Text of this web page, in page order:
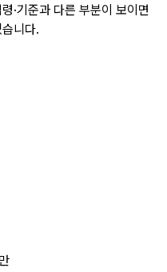
·기준과 다른 부분이 보이면
니다.